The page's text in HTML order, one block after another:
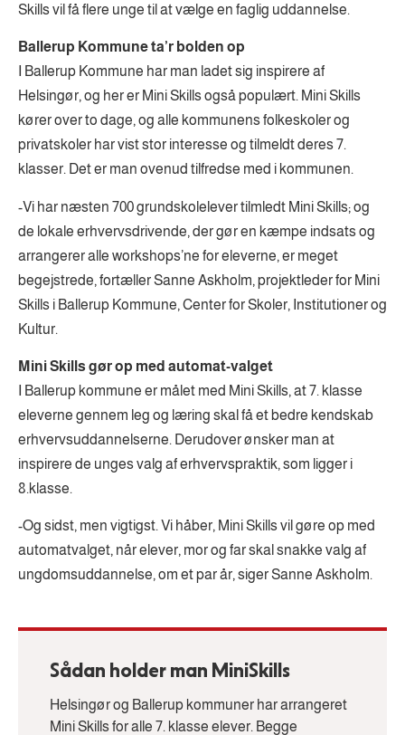
Skills vil få flere unge til at vælge en faglig uddannelse.
Ballerup Kommune ta’r bolden op
I Ballerup Kommune har man ladet sig inspirere af
Helsingør, og her er Mini Skills også populært. Mini Skills
kører over to dage, og alle kommunens folkeskoler og
privatskoler har vist stor interesse og tilmeldt deres 7.
klasser. Det er man ovenud tilfredse med i kommunen.
-Vi har næsten 700 grundskolelever tilmledt Mini Skills; og
de lokale erhvervsdrivende, der gør en kæmpe indsats og
arrangerer alle workshops’ne for eleverne, er meget
begejstrede, fortæller Sanne Askholm, projektleder for Mini
Skills i Ballerup Kommune, Center for Skoler, Institutioner og
Kultur.
Mini Skills gør op med automat-valget
I Ballerup kommune er målet med Mini Skills, at 7. klasse
eleverne gennem leg og læring skal få et bedre kendskab
erhvervsuddannelserne. Derudover ønsker man at
inspirere de unges valg af erhvervspraktik, som ligger i
8.klasse.
-Og sidst, men vigtigst. Vi håber, Mini Skills vil gøre op med
automatvalget, når elever, mor og far skal snakke valg af
ungdomsuddannelse, om et par år, siger Sanne Askholm.
Sådan holder man MiniSkills
Helsingør og Ballerup kommuner har arrangeret
Mini Skills for alle 7. klasse elever. Begge